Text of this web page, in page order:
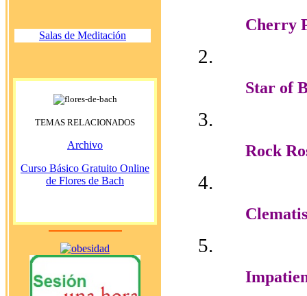
Salas de Meditación
TEMAS RELACIONADOS
Archivo
Curso Básico Gratuito Online
de Flores de Bach
Cherry
Star of
Rock
Clematis